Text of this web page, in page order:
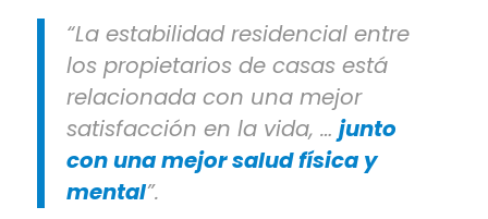
“La estabilidad residencial entre
los propietarios de casas está
relacionada con una mejor
satisfacción en la vida, … junto
con una mejor salud física y
mental”.